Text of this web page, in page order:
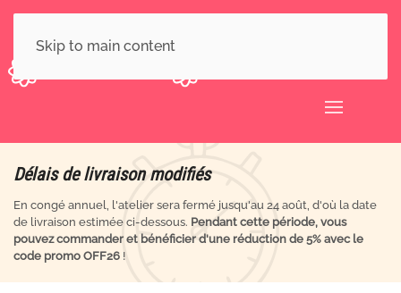
Skip to main content
Délais de livraison modifiés
En congé annuel, l'atelier sera fermé jusqu'au 24 août, d'où la date
de livraison estimée ci-dessous. Pendant cette période, vous
pouvez commander et bénéficier d'une réduction de 5% avec le
code promo OFF26 !